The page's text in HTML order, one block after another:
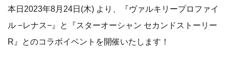
本日2023年8月24日(木) より、『ヴァルキリープロファイ
ル −レナス−』と『スターオーシャン セカンドストーリー
R』とのコラボイベントを開催いたします！